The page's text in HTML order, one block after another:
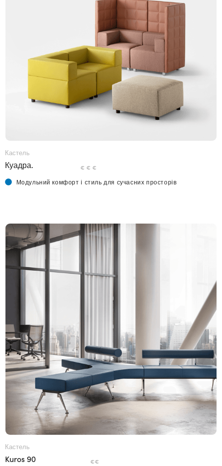
Кастель
Куадра. € € €
Модульний комфорт і стиль для сучасних просторів
Кастель
Kuros 90 €€